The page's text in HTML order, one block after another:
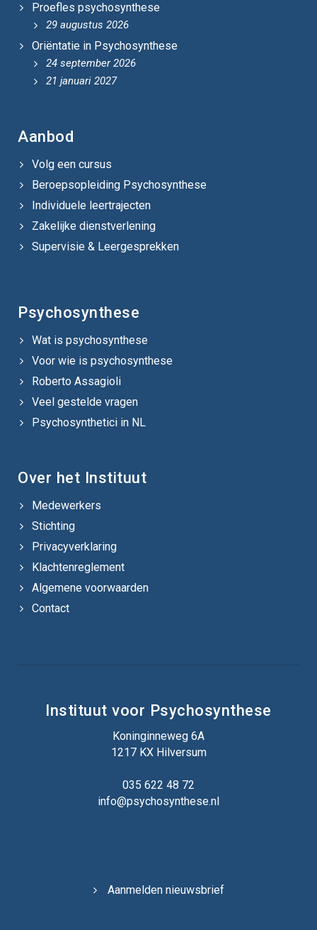
Proefles psychosynthese
29 augustus 2026
Oriëntatie in Psychosynthese
24 september 2026
21 januari 2027
Aanbod
Volg een cursus
Beroepsopleiding Psychosynthese
Individuele leertrajecten
Zakelijke dienstverlening
Supervisie & Leergesprekken
Psychosynthese
Wat is psychosynthese
Voor wie is psychosynthese
Roberto Assagioli
Veel gestelde vragen
Psychosynthetici in NL
Over het Instituut
Medewerkers
Stichting
Privacyverklaring
Klachtenreglement
Algemene voorwaarden
Contact
Instituut voor Psychosynthese
Koninginneweg 6A
1217 KX Hilversum
035 622 48 72
info@psychosynthese.nl
Aanmelden nieuwsbrief